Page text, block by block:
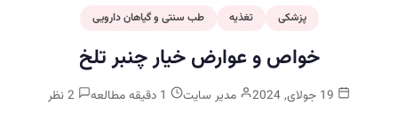
پزشکی تغذیه طب سنتی و گیاهان دارویی
خواص و عوارض خیار چنبر تلخ
مدیر سایت